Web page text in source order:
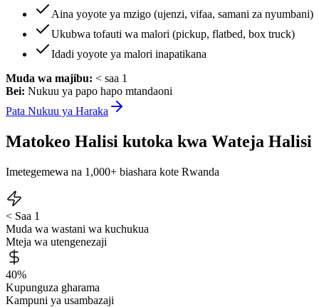
Aina yoyote ya mzigo (ujenzi, vifaa, samani za nyumbani)
Ukubwa tofauti wa malori (pickup, flatbed, box truck)
Idadi yoyote ya malori inapatikana
Muda wa majibu: < saa 1
Bei: Nukuu ya papo hapo mtandaoni
Pata Nukuu ya Haraka
Matokeo Halisi kutoka kwa Wateja Halisi
Imetegemewa na 1,000+ biashara kote Rwanda
< Saa 1
Muda wa wastani wa kuchukua
Mteja wa utengenezaji
40%
Kupunguza gharama
Kampuni ya usambazaji